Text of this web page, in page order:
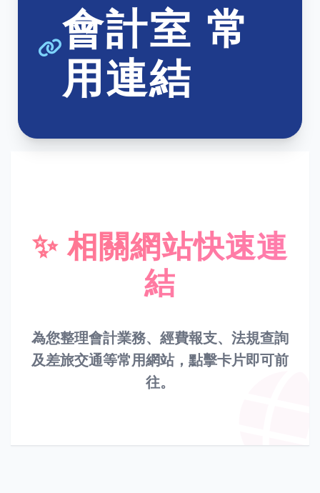
會計室 常
用連結
✨ 相關網站快速連
結
為您整理會計業務、經費報支、法規查詢
及差旅交通等常用網站，點擊卡片即可前
往。